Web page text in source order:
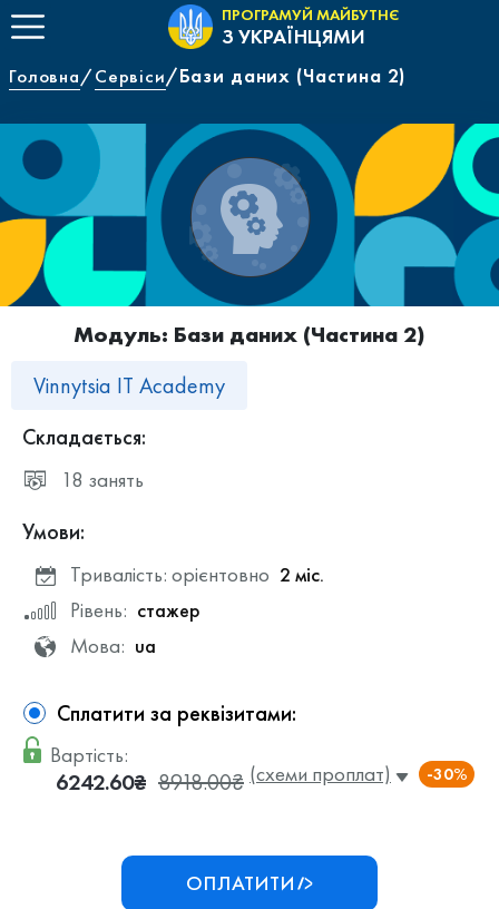
ПРОГРАМУЙ МАЙБУТНЄ
З УКРАЇНЦЯМИ
Головна Сервіси Бази даних (Частина 2)
Модуль: Бази даних (Частина 2)
Vinnytsia IT Academy
Складається:
18 занять
Умови:
Тривалість: орієнтовно 2 міс.
Рівень: стажер
Мова: ua
Сплатити за реквізитами:
Вартість:
6242.60₴ 8918.00₴ (схеми проплат) -30%
ОПЛАТИТИ